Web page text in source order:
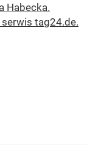
Habecka.
tag24.de.